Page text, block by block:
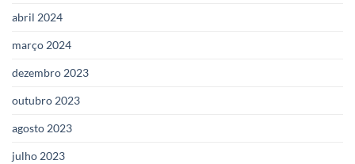
abril 2024
março 2024
dezembro 2023
outubro 2023
agosto 2023
julho 2023